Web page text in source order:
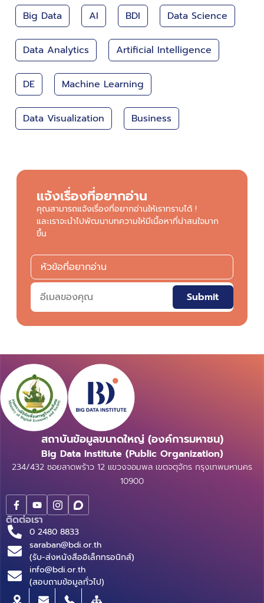
Big Data AI BDI Data Science
Data Analytics Artificial Intelligence
DE Machine Learning
Data Visualization Business
แจ้งเรื่องที่อยากอ่าน
คุณสามารถแจ้งเรื่องที่อยากอ่านให้เราทราบได้ !
และเราจะนำไปพัฒนาบทความให้มีเนื้อหาที่น่าสนใจมาก
ขึ้น
Submit
สถาบันข้อมูลขนาดใหญ่ (องค์การมหาชน)
Big Data Institute (Public Organization)
234/432 ซอยลาดพร้าว 12 แขวงจอมพล เขตจตุจักร กรุงเทพมหานคร
10900
ติดต่อเรา
0 2480 8833
saraban@bdi.or.th
(รับ-ส่งหนังสืออิเล็กทรอนิกส์)
info@bdi.or.th
(สอบถามข้อมูลทั่วไป)